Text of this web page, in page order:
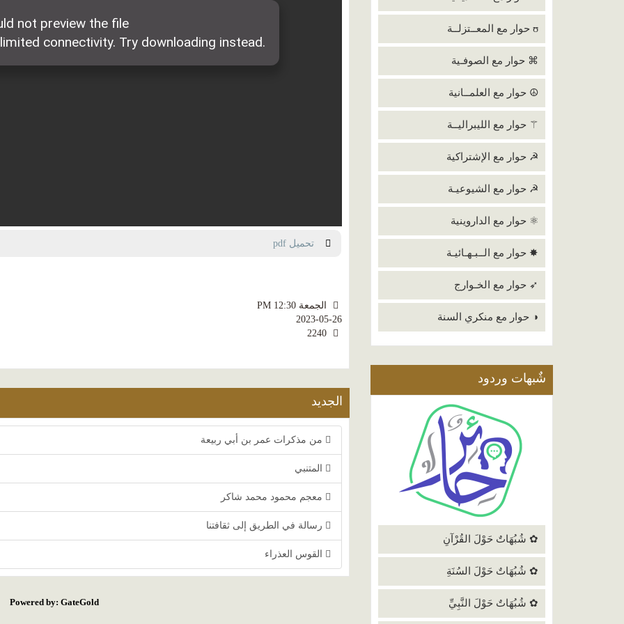
ʊ حوار مع المعــتزلــة
⌘ حوار مع الصوفـية
☮ حوار مع العلمــانية
⚚ حوار مع الليبراليــة
☭ حوار مع الإشتراكية
☭ حوار مع الشيوعيـة
⚛ حوار مع الداروينية
✸ حوار مع الــبـهـائيـة
➶ حوار مع الخـوارج
◑ حوار مع منكري السنة
شٌبهات وردود
✿ شُبُهَاتٌ حَوْلَ القُرْآنِ
✿ شُبُهَاتٌ حَوْلَ السُنَةِ
✿ شُبُهَاتٌ حَوْلَ النَّبِيِّ
تحميل pdf
الجمعة PM 12:30
2023-05-26
2240
الجديد
من مذكرات عمر بن أبي ربيعة
المتنبي
معجم محمود محمد شاكر
رسالة في الطريق إلى ثقافتنا
القوس العذراء
Powered by: GateGold